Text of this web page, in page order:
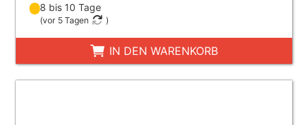
8 bis 10 Tage
(vor 5 Tagen )
IN DEN WARENKORB